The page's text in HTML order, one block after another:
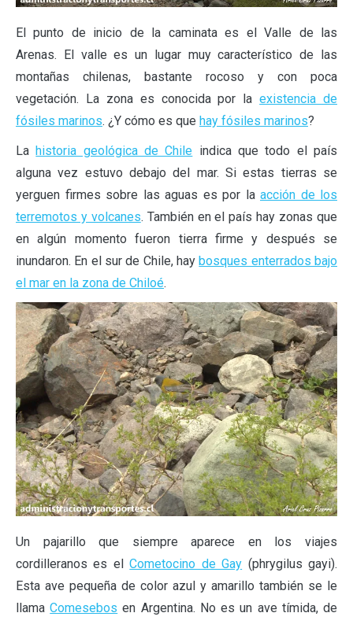
El punto de inicio de la caminata es el Valle de las
Arenas. El valle es un lugar muy característico de las
montañas chilenas, bastante rocoso y con poca
vegetación. La zona es conocida por laexistencia de
fósiles marinos. ¿Y cómo es que hay fósiles marinos?
Lahistoria geológica de Chile indica que todo el país
alguna vez estuvo debajo del mar. Si estas tierras se
yerguen firmes sobre las aguas es por la acción de los
terremotos y volcanes. También en el país hay zonas que
en algún momento fueron tierra firme y después se
inundaron. En el sur de Chile, haybosques enterrados bajo
el mar en la zona de Chiloé.
Un pajarillo que siempre aparece en los viajes
cordilleranos es elCometocino de Gay (phrygilus gayi).
Esta ave pequeña de color azul y amarillo también se le
llamaComesebos en Argentina. No es un ave tímida, de